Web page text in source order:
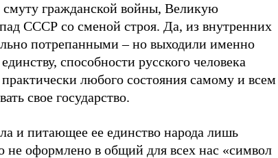
смуту гражданской войны, Великую
СССР со сменой строя. Да, из внутренних
потрепанными – но выходили именно
способности русского человека
практически любого состояния самому и всем
свое государство.
и питающее ее единство народа лишь
не оформлено в общий для всех нас «символ